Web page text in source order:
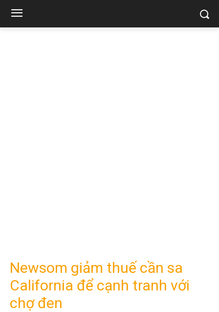
Newsom giảm thuế cần sa
California để cạnh tranh với
chợ đen